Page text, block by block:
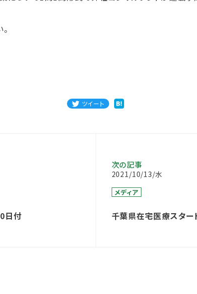
ツイート
日付
次の記事
2021/10/13/水
メディア
千葉県在宅医療スター